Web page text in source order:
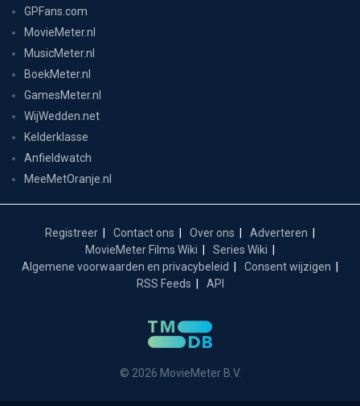
GPFans.com
MovieMeter.nl
MusicMeter.nl
BoekMeter.nl
GamesMeter.nl
WijWedden.net
Kelderklasse
Anfieldwatch
MeeMetOranje.nl
Registreer Contact ons Over ons
Adverteren
MovieMeter Films Wiki
Series Wiki
Algemene voorwaarden en privacybeleid
Consent wijzigen
RSS Feeds
API
© 2026 MovieMeter B.V.